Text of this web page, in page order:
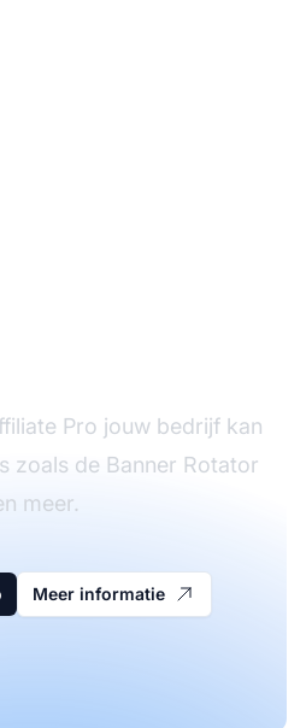
Pro jouw bedrijf kan
zoals de Banner Rotator
meer.
Meer informatie